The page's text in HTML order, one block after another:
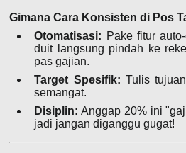
Gimana Cara Konsisten di Pos
Otomatisasi: Pake fitur
duit langsung pindah ke
pas gajian.
Target Spesifik: Tulis
semangat.
Disiplin: Anggap 20% ini
jadi jangan diganggu gugat!